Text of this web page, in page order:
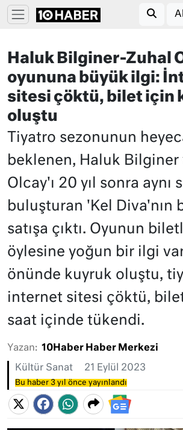
Haluk Bilginer-Zuhal
oyununa büyük ilgi:
sitesi çöktü, bilet için
oluştu
Tiyatro sezonunun
beklenen, Haluk Bilginer
Olcay'ı 20 yıl sonra aynı
buluşturan 'Kel Diva'nın
satışa çıktı. Oyunun
öylesine yoğun bir ilgi
önünde kuyruk oluştu,
internet sitesi çöktü,
saat içinde tükendi.
Yazan: 10Haber Haber Merkezi
Kültür Sanat 21 Eylül 2023
Bu haber 3 yıl önce yayınlandı